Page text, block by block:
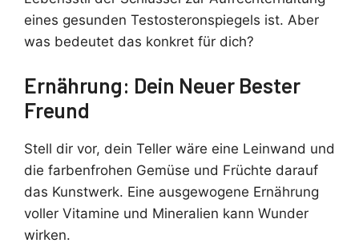
eines gesunden Testosteronspiegels ist. Aber
was bedeutet das konkret für dich?
Ernährung: Dein Neuer Bester
Freund
Stell dir vor, dein Teller wäre eine Leinwand und
die farbenfrohen Gemüse und Früchte darauf
das Kunstwerk. Eine ausgewogene Ernährung
voller Vitamine und Mineralien kann Wunder
wirken.